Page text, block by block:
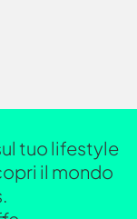
tuo lifestyle
il mondo